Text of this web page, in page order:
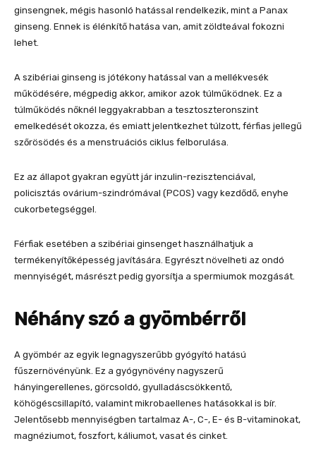
ginsengnek, mégis hasonló hatással rendelkezik, mint a Panax
ginseng. Ennek is élénkítő hatása van, amit zöldteával fokozni
lehet.
A szibériai ginseng is jótékony hatással van a mellékvesék
működésére, mégpedig akkor, amikor azok túlműködnek. Ez a
túlműködés nőknél leggyakrabban a tesztoszteronszint
emelkedését okozza, és emiatt jelentkezhet túlzott, férfias jellegű
szőrösödés és a menstruációs ciklus felborulása.
Ez az állapot gyakran együtt jár inzulin-rezisztenciával,
policisztás ovárium-szindrómával (PCOS) vagy kezdődő, enyhe
cukorbetegséggel.
Férfiak esetében a szibériai ginsenget használhatjuk a
termékenyítőképesség javítására. Egyrészt növelheti az ondó
mennyiségét, másrészt pedig gyorsítja a spermiumok mozgását.
Néhány szó a gyömbérről
A gyömbér az egyik legnagyszerűbb gyógyító hatású
fűszernövényünk. Ez a gyógynövény nagyszerű
hányingerellenes, görcsoldó, gyulladáscsökkentő,
köhögéscsillapító, valamint mikrobaellenes hatásokkal is bír.
Jelentősebb mennyiségben tartalmaz A-, C-, E- és B-vitaminokat,
magnéziumot, foszfort, káliumot, vasat és cinket.